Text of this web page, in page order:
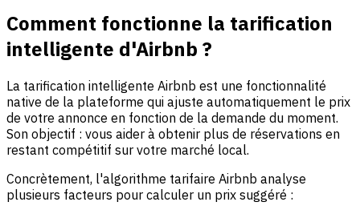
Comment fonctionne la tarification
intelligente d'Airbnb ?
La tarification intelligente Airbnb est une fonctionnalité
native de la plateforme qui ajuste automatiquement le prix
de votre annonce en fonction de la demande du moment.
Son objectif : vous aider à obtenir plus de réservations en
restant compétitif sur votre marché local.
Concrètement, l'algorithme tarifaire Airbnb analyse
plusieurs facteurs pour calculer un prix suggéré :